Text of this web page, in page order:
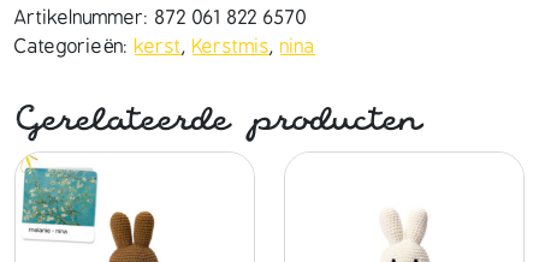
a
n
a
d
e
e
Artikelnummer: 872 061 822 6570
Categorieën: kerst, Kerstmis, nina
Gerelateerde producten